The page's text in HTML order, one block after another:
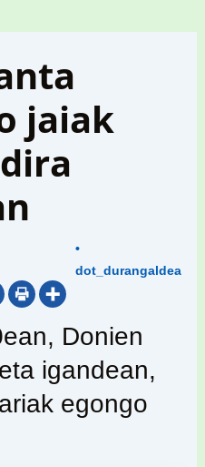
jaiak
•
dot_durangaldea
Donien
igandean,
egongo